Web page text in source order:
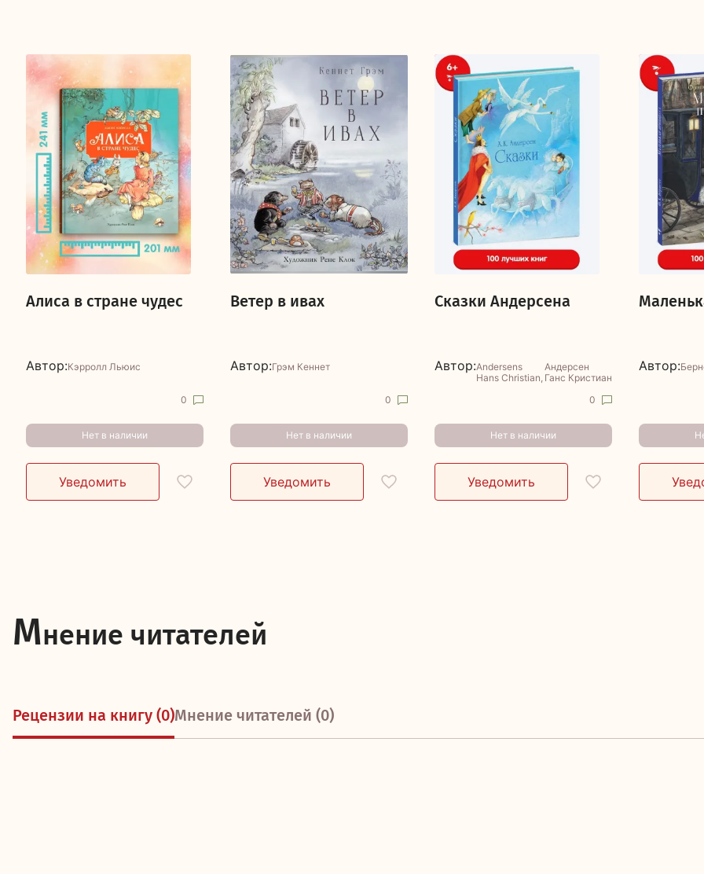
Алиса в стране чудес
Автор:Кэрролл Льюис
0
Нет в наличии
Ветер в ивах
Автор:Грэм Кеннет
0
Нет в наличии
Сказки Андерсена
Автор:Andersens
Hans Christian
Андерсен
Ганс Кристиан
0
Нет в наличии
Автор:
Мнение читателей
Рецензии на книгу (0)Мнение читателей (0)